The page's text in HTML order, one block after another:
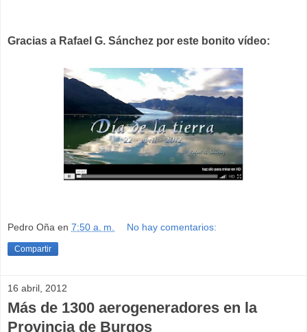
Gracias a Rafael G. Sánchez por este bonito vídeo:
Pedro Oña en 7:50 a. m. No hay comentarios:
Compartir
16 abril, 2012
Más de 1300 aerogeneradores en la
Provincia de Burgos